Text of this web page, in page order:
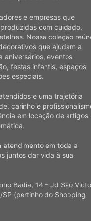
e empresas que
com cuidado,
Nossa coleção
que ajudam a
aniversários, eventos
festas infantis, espaços
especiais.
e uma trajetória
carinho e
em locação de artigos
atendimento em toda a
juntos dar vida à sua
Badia, 14 – Jd São
SP (pertinho do Shopping